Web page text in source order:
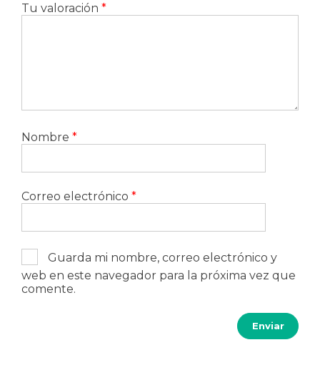
Tu valoración *
Nombre *
Correo electrónico *
Guarda mi nombre, correo electrónico y
web en este navegador para la próxima vez que
comente.